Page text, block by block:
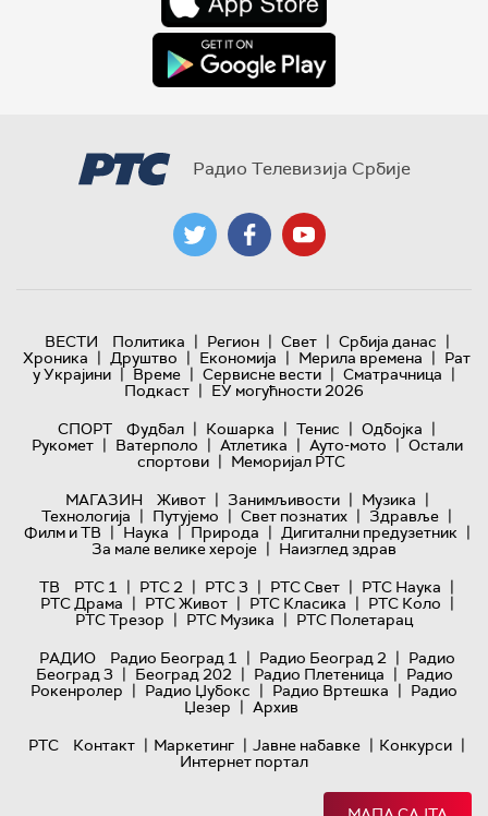
Радио Телевизија Србије
ВЕСТИ Политика | Регион | Свет | Србија данас |
Хроника | Друштво | Економија | Мерила времена | Рат
у Украјини | Време | Сервисне вести | Сматрачница |
Подкаст | ЕУ могућности 2026
СПОРТ
Фудбал | Кошарка | Тенис | Одбојка |
Рукомет | Ватерполо | Атлетика | Ауто-мото | Остали
спортови | Меморијал РТС
МАГАЗИН
Живот | Занимљивости | Музика |
Технологијa | Путујемо | Свет познатих | Здравље |
Филм и ТВ | Наука | Природа | Дигитални предузетник |
За мале велике хероје | Наизглед здрав
ТВ
РТС 1 | РТС 2 | РТС 3 | РТС Свет | РТС Наука |
РТС Драма | РТС Живот | РТС Класика | РТС Коло |
РТС Трезор | РТС Музика | РТС Полетарац
РАДИО
Радио Београд 1 | Радио Београд 2 | Радио
Београд 3 | Београд 202 | Радио Плетеница | Радио
Рокенролер | Радио Џубокс | Радио Вртешка | Радио
Џезер | Архив
РТС
Контакт | Маркетинг | Јавне набавке | Конкурси |
Интернет портал